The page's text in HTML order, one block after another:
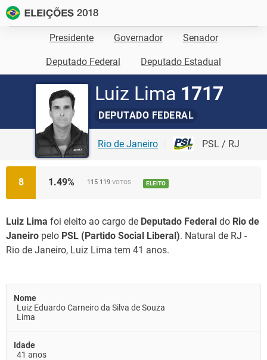
Presidente Governador Senador
Deputado Federal Deputado Estadual
Luiz Lima 1717
DEPUTADO FEDERAL
Rio de Janeiro PSL / RJ
8 1.49% 115 119 VOTOS ELEITO
Luiz Lima foi eleito ao cargo de Deputado Federal do Rio de
Janeiro pelo PSL (Partido Social Liberal). Natural de RJ -
Rio de Janeiro, Luiz Lima tem 41 anos.
Nome
Luiz Eduardo Carneiro da Silva de Souza
Lima
Idade
41 anos